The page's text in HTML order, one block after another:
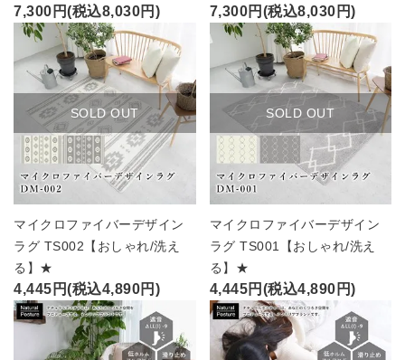
7,300円(税込8,030円) 7,300円(税込8,030円)
SOLD OUT
マイクロファイバーデザイン
ラグ TS002【おしゃれ/洗え
る】★
4,445円(税込4,890円)
SOLD OUT
マイクロファイバーデザイン
ラグ TS001【おしゃれ/洗え
る】★
4,445円(税込4,890円)